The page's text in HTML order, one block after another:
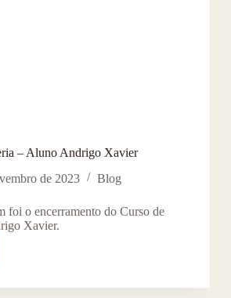
– Aluno Andrigo Xavier
de 2023
Blog
foi o encerramento do Curso de
Xavier.